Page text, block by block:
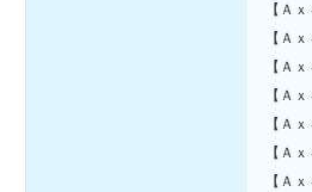
【
【
【
【
【
【
【